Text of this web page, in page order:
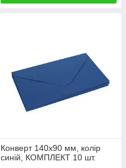
Конверт 140x90 мм, колір
синій, КОМПЛЕКТ 10 шт.